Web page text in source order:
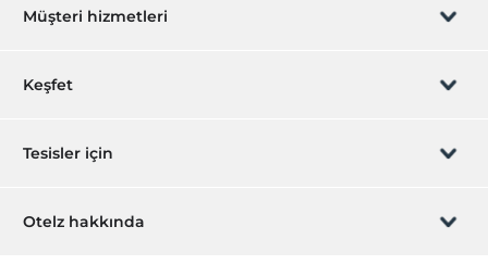
Müşteri hizmetleri
Rezervasyon yönet
Keşfet
Hediye Kart
Tesisler için
Hemen tesisinizi ekleyin
Otelz hakkında